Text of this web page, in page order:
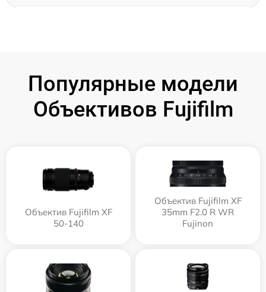
Популярные модели
Объективов Fujifilm
Объектив Fujifilm XF
50-140
Объектив Fujifilm XF
35mm F2.0 R WR
Fujinon